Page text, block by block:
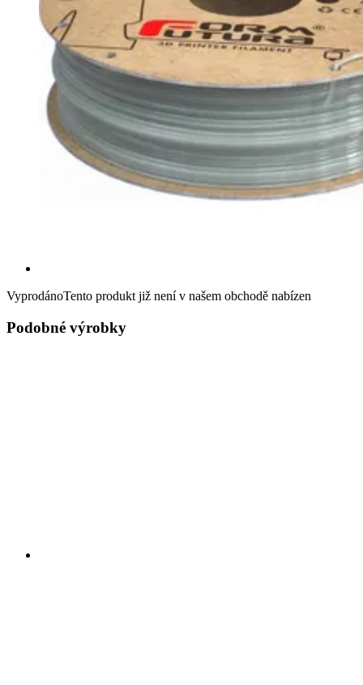
VyprodánoTento produkt již není v našem obchodě nabízen
Podobné výrobky